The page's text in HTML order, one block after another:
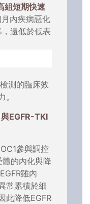
組短期快速
內疾病惡化
遠低於低表
測的臨床效
EGFR-TKI
參與調控
體的內化與降
雖內
常累積於細
此降低EGFR